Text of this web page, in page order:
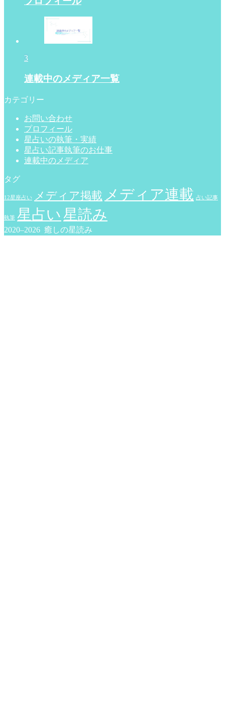
3
連載中のメディア一覧
カテゴリー
お問い合わせ
プロフィール
星占いの執筆・実績
星占い記事執筆のお仕事
連載中のメディア
タグ
12星座占い メディア掲載 メディア連載 占い記事
執筆 星占い星読み
2020–2026 癒しの星読み